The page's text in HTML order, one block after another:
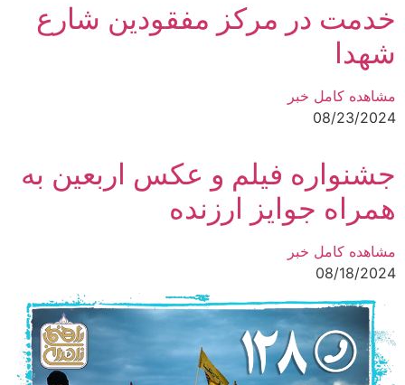
خدمت در مرکز مفقودین شارع
شهدا
مشاهده کامل خبر
08/23/2024
جشنواره فیلم و عکس اربعین به
همراه جوایز ارزنده
مشاهده کامل خبر
08/18/2024